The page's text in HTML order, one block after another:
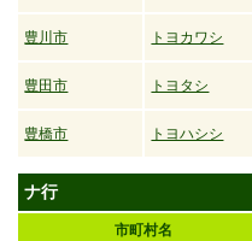
豊川市 トヨカワシ
豊田市 トヨタシ
豊橋市 トヨハシシ
ナ行
市町村名